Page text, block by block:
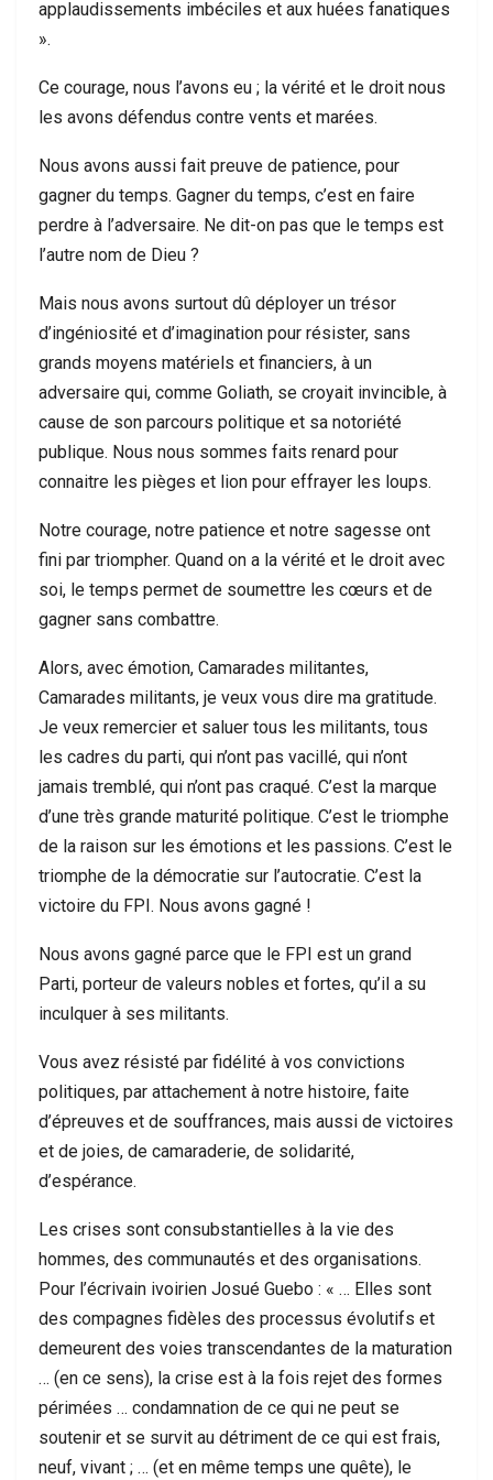
applaudissements imbéciles et aux huées fanatiques
».
Ce courage, nous l’avons eu ; la vérité et le droit nous
les avons défendus contre vents et marées.
Nous avons aussi fait preuve de patience, pour
gagner du temps. Gagner du temps, c’est en faire
perdre à l’adversaire. Ne dit-on pas que le temps est
l’autre nom de Dieu ?
Mais nous avons surtout dû déployer un trésor
d’ingéniosité et d’imagination pour résister, sans
grands moyens matériels et financiers, à un
adversaire qui, comme Goliath, se croyait invincible, à
cause de son parcours politique et sa notoriété
publique. Nous nous sommes faits renard pour
connaitre les pièges et lion pour effrayer les loups.
Notre courage, notre patience et notre sagesse ont
fini par triompher. Quand on a la vérité et le droit avec
soi, le temps permet de soumettre les cœurs et de
gagner sans combattre.
Alors, avec émotion, Camarades militantes,
Camarades militants, je veux vous dire ma gratitude.
Je veux remercier et saluer tous les militants, tous
les cadres du parti, qui n’ont pas vacillé, qui n’ont
jamais tremblé, qui n’ont pas craqué. C’est la marque
d’une très grande maturité politique. C’est le triomphe
de la raison sur les émotions et les passions. C’est le
triomphe de la démocratie sur l’autocratie. C’est la
victoire du FPI. Nous avons gagné !
Nous avons gagné parce que le FPI est un grand
Parti, porteur de valeurs nobles et fortes, qu’il a su
inculquer à ses militants.
Vous avez résisté par fidélité à vos convictions
politiques, par attachement à notre histoire, faite
d’épreuves et de souffrances, mais aussi de victoires
et de joies, de camaraderie, de solidarité,
d’espérance.
Les crises sont consubstantielles à la vie des
hommes, des communautés et des organisations.
Pour l’écrivain ivoirien Josué Guebo : « … Elles sont
des compagnes fidèles des processus évolutifs et
demeurent des voies transcendantes de la maturation
… (en ce sens), la crise est à la fois rejet des formes
périmées … condamnation de ce qui ne peut se
soutenir et se survit au détriment de ce qui est frais,
neuf, vivant ; … (et en même temps une quête), le